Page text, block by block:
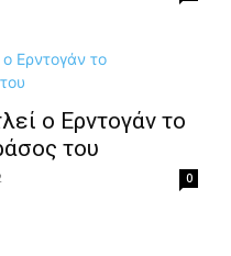
ο Ερντογάν το
του
0